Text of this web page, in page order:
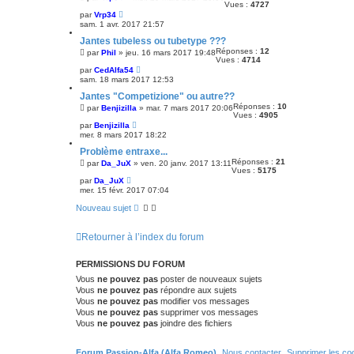
Vues : 4727
parVrp34
sam. 1 avr. 2017 21:57
Jantes tubeless ou tubetype ???
parPhil » jeu. 16 mars 2017 19:48Réponses : 12
Vues : 4714
parCedAlfa54
sam. 18 mars 2017 12:53
Jantes "Competizione" ou autre??
parBenjizilla » mar. 7 mars 2017 20:06Réponses : 10
Vues : 4905
parBenjizilla
mer. 8 mars 2017 18:22
Problème entraxe...
parDa_JuX » ven. 20 janv. 2017 13:11Réponses : 21
Vues : 5175
parDa_JuX
mer. 15 févr. 2017 07:04
Nouveau sujet
Retourner à l’index du forum
PERMISSIONS DU FORUM
Vous ne pouvez pas poster de nouveaux sujets
Vous ne pouvez pas répondre aux sujets
Vous ne pouvez pas modifier vos messages
Vous ne pouvez pas supprimer vos messages
Vous ne pouvez pas joindre des fichiers
Forum Passion-Alfa (Alfa Romeo) Nous contacter Supprimer les